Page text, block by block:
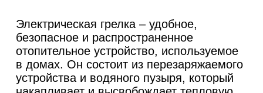
Электрическая грелка – удобное,
безопасное и распространенное
отопительное устройство, используемое
в домах. Он состоит из перезаряжаемого
устройства и водяного пузыря, который